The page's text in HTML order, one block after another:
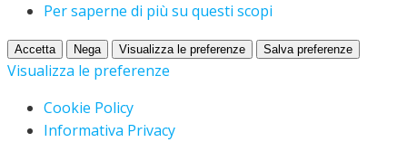
Per saperne di più su questi scopi
Accetta Nega Visualizza le preferenze Salva preferenze
Visualizza le preferenze
Cookie Policy
Informativa Privacy